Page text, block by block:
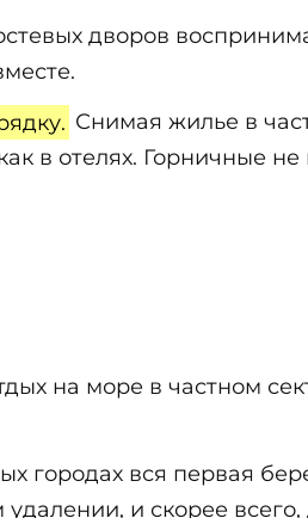
дворов
Снимая жилье в
в отелях. Горничные
на море в частном
городах вся первая
удалении, и скорее